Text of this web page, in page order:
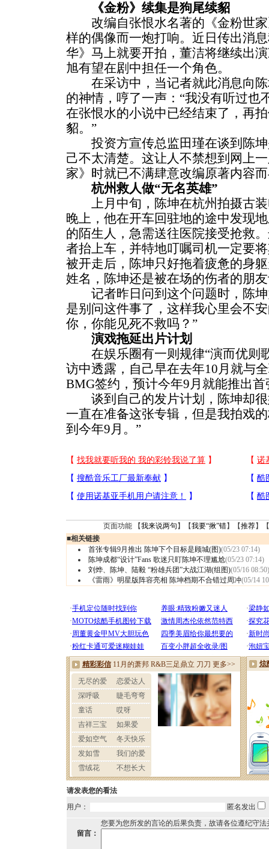
《金粉》续集是狗尾续貂
改编自张恨水名著的《金粉世家
样的偶像而一炮打响。近日传出消
华》马上就要开拍，董洁将继续出
旭有望在剧中担任一个角色。
在采访中，当记者就此消息向陈
的神情，哼了一声：“我没有听过也
在张恨水的小说中已经结束了，再
貂。”
投资方宣传总监田瑾在谈到陈坤
己不太清楚。这让人不禁想到网上
家》时就已不满肆意改编原著内容
杭州救人做“无名英雄”
上月中旬，陈坤在杭州拍摄古装
晚上，他在开车回驻地的途中发现
的陌生人，急需送往医院接受抢救
者抬上车，并特地叮嘱司机一定要
被开走后，陈坤只好拖着疲惫的身
姓名，陈坤还是被在场的伤者的朋
记者昨日问到这个问题时，陈坤
是别问这件事了，这样我心里会不
你，你能见死不救吗？”
演戏拖延出片计划
在娱乐圈有一则规律“演而优则
访中透露，自己早在去年10月就与
BMG签约，预计今年9月就能推出首
谈到自己的发片计划，陈坤却很
一直在准备这张专辑，但是我拍戏
到今年9月。”
页面功能 【我来说两句 】【我要“揪”错】【推荐】
■相关链接
首张专辑9月推出 陈坤下个目标是顾城(图)(05/23 07:14)
陈坤成都“设计”Fans 歌迷只盯陈坤不理尴尬(05/23 07:14)
刘烨、陈坤、陆毅 “粉雄兵团”大战江湖(组图)(05/16 08:50)
《雷雨》明星版阵容亮相 陈坤档期不合错过周冲(05/14
请发表您的看法
用户：
匿名发出
您要为您所发的言论的后果负责，故请各位遵纪守
留言：